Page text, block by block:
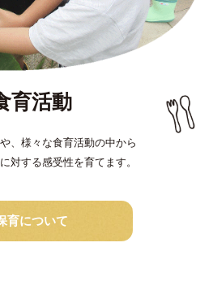
育活動
、様々な食育活動の中から
対する感受性を育てます。
育について